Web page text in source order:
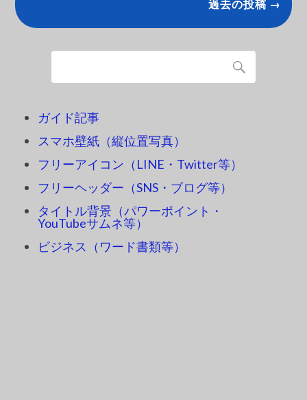
過去の投稿 →
ガイド記事
スマホ壁紙（縦位置写真）
フリーアイコン（LINE・Twitter等）
フリーヘッダー（SNS・ブログ等）
タイトル背景（パワーポイント・
YouTubeサムネ等）
ビジネス（ワード書類等）